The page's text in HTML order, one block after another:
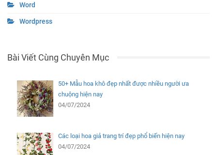
Word
Wordpress
Bài Viết Cùng Chuyên Mục
50+ Mẫu hoa khô đẹp nhất được nhiều người ưa
chuộng hiện nay
04/07/2024
Các loại hoa giả trang trí đẹp phổ biến hiện nay
04/07/2024